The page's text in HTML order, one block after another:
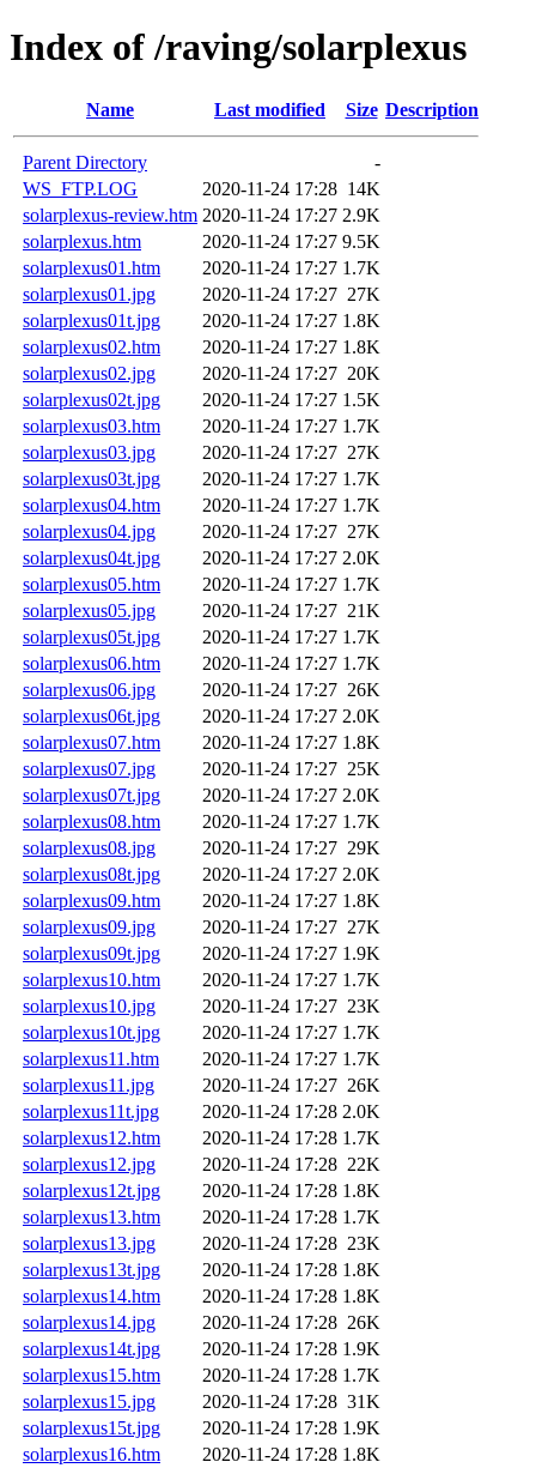
Index of /raving/solarplexus
Name Last modified Size Description
Parent Directory
-
WS_FTP.LOG
2020-11-24 17:28 14K
solarplexus-review.htm 2020-11-24 17:27 2.9K
solarplexus.htm
2020-11-24 17:27 9.5K
solarplexus01.htm
2020-11-24 17:27 1.7K
solarplexus01.jpg
2020-11-24 17:27 27K
solarplexus01t.jpg
2020-11-24 17:27 1.8K
solarplexus02.htm
2020-11-24 17:27 1.8K
solarplexus02.jpg
2020-11-24 17:27 20K
solarplexus02t.jpg
2020-11-24 17:27 1.5K
solarplexus03.htm
2020-11-24 17:27 1.7K
solarplexus03.jpg
2020-11-24 17:27 27K
solarplexus03t.jpg
2020-11-24 17:27 1.7K
solarplexus04.htm
2020-11-24 17:27 1.7K
solarplexus04.jpg
2020-11-24 17:27 27K
solarplexus04t.jpg
2020-11-24 17:27 2.0K
solarplexus05.htm
2020-11-24 17:27 1.7K
solarplexus05.jpg
2020-11-24 17:27 21K
solarplexus05t.jpg
2020-11-24 17:27 1.7K
solarplexus06.htm
2020-11-24 17:27 1.7K
solarplexus06.jpg
2020-11-24 17:27 26K
solarplexus06t.jpg
2020-11-24 17:27 2.0K
solarplexus07.htm
2020-11-24 17:27 1.8K
solarplexus07.jpg
2020-11-24 17:27 25K
solarplexus07t.jpg
2020-11-24 17:27 2.0K
solarplexus08.htm
2020-11-24 17:27 1.7K
solarplexus08.jpg
2020-11-24 17:27 29K
solarplexus08t.jpg
2020-11-24 17:27 2.0K
solarplexus09.htm
2020-11-24 17:27 1.8K
solarplexus09.jpg
2020-11-24 17:27 27K
solarplexus09t.jpg
2020-11-24 17:27 1.9K
solarplexus10.htm
2020-11-24 17:27 1.7K
solarplexus10.jpg
2020-11-24 17:27 23K
solarplexus10t.jpg
2020-11-24 17:27 1.7K
solarplexus11.htm
2020-11-24 17:27 1.7K
solarplexus11.jpg
2020-11-24 17:27 26K
solarplexus11t.jpg
2020-11-24 17:28 2.0K
solarplexus12.htm
2020-11-24 17:28 1.7K
solarplexus12.jpg
2020-11-24 17:28 22K
solarplexus12t.jpg
2020-11-24 17:28 1.8K
solarplexus13.htm
2020-11-24 17:28 1.7K
solarplexus13.jpg
2020-11-24 17:28 23K
solarplexus13t.jpg
2020-11-24 17:28 1.8K
solarplexus14.htm
2020-11-24 17:28 1.8K
solarplexus14.jpg
2020-11-24 17:28 26K
solarplexus14t.jpg
2020-11-24 17:28 1.9K
solarplexus15.htm
2020-11-24 17:28 1.7K
solarplexus15.jpg
2020-11-24 17:28 31K
solarplexus15t.jpg
2020-11-24 17:28 1.9K
solarplexus16.htm
2020-11-24 17:28 1.8K